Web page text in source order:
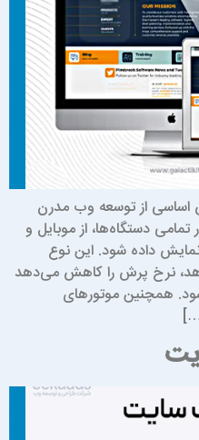
از توسعه وب مدرن
دستگاه‌ها، از موبایل و
داده شود. این نوع
نرخ پرش را کاهش می‌دهد
همچنین موتورهای